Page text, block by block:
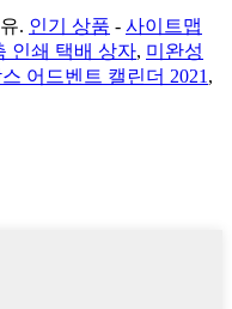
. 인기 상품 - 사이트맵
인쇄 택배 상자, 미완성
어드벤트 캘린더 2021,